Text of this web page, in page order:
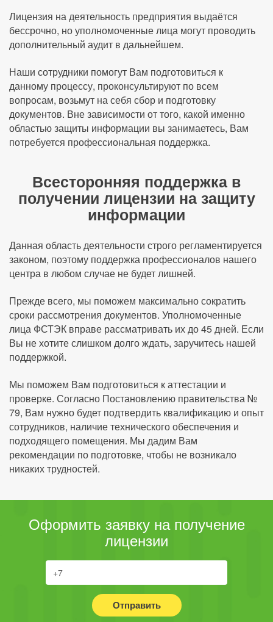
Лицензия на деятельность предприятия выдаётся
бессрочно, но уполномоченные лица могут проводить
дополнительный аудит в дальнейшем.
Наши сотрудники помогут Вам подготовиться к
данному процессу, проконсультируют по всем
вопросам, возьмут на себя сбор и подготовку
документов. Вне зависимости от того, какой именно
областью защиты информации вы занимаетесь, Вам
потребуется профессиональная поддержка.
Всесторонняя поддержка в
получении лицензии на защиту
информации
Данная область деятельности строго регламентируется
законом, поэтому поддержка профессионалов нашего
центра в любом случае не будет лишней.
Прежде всего, мы поможем максимально сократить
сроки рассмотрения документов. Уполномоченные
лица ФСТЭК вправе рассматривать их до 45 дней. Если
Вы не хотите слишком долго ждать, заручитесь нашей
поддержкой.
Мы поможем Вам подготовиться к аттестации и
проверке. Согласно Постановлению правительства №
79, Вам нужно будет подтвердить квалификацию и опыт
сотрудников, наличие технического обеспечения и
подходящего помещения. Мы дадим Вам
рекомендации по подготовке, чтобы не возникало
никаких трудностей.
Оформить заявку на получение
лицензии
Отправить